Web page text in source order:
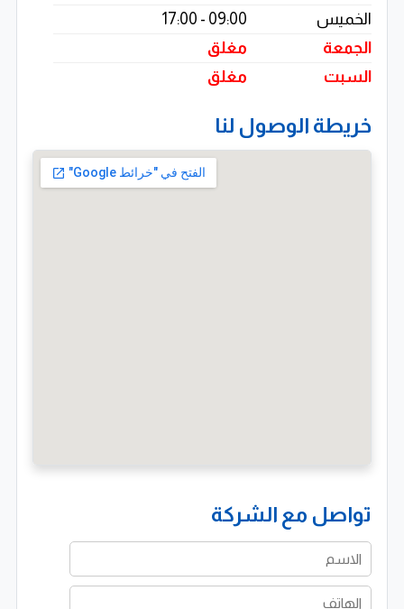
الخميس
09:00 - 17:00
الجمعة
مغلق
السبت
مغلق
خريطة الوصول لنا
تواصل مع الشركة